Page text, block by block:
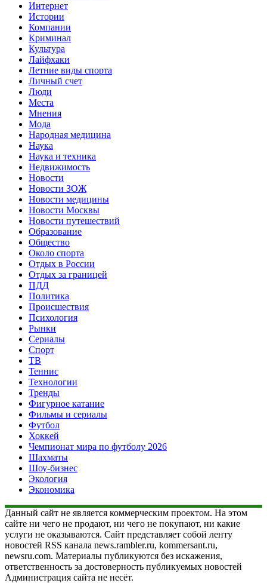
Интернет
Истории
Компании
Криминал
Культура
Лайфхаки
Летние виды спорта
Личный счет
Люди
Места
Мнения
Мода
Народная медицина
Наука
Наука и техника
Недвижимость
Новости
Новости ЗОЖ
Новости медицины
Новости Москвы
Новости путешествий
Образование
Общество
Около спорта
Отдых в России
Отдых за границей
ПДД
Политика
Происшествия
Психология
Рынки
Сериалы
Спорт
ТВ
Теннис
Технологии
Тренды
Фигурное катание
Фильмы и сериалы
Футбол
Хоккей
Чемпионат мира по футболу 2026
Шахматы
Шоу-бизнес
Экология
Экономика
Данный сайт не является коммерческим проектом. На этом
сайте ни чего не продают, ни чего не покупают, ни какие
услуги не оказываются. Сайт представляет собой ленту
новостей RSS канала news.rambler.ru, kommersant.ru,
newsru.com. Материалы публикуются без искажения,
ответственность за достоверность публикуемых новостей
Администрация сайта не несёт.